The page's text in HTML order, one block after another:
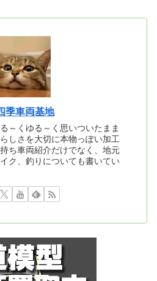
季車両基地
～くゆる～く思いついたまま
しさを大切に本物っぽい加工
ち車両紹介だけでなく、地元
ク、釣りについても書いてい